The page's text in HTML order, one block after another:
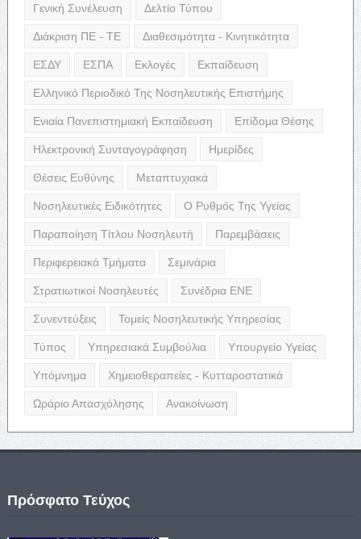
Γενική Συνέλευση Δελτίο Τύπου
Διάκριση ΠΕ - ΤΕ Διαθεσιμότητα - Κινητικότητα
ΕΣΔΥ ΕΣΠΑ Εκλογές Εκπαίδευση
Ελληνικό Περιοδικό Της Νοσηλευτικής Επιστήμης
Ενιαία Πανεπιστημιακή Εκπαίδευση Επίδομα Θέσης
Ηλεκτρονική Συνταγογράφηση Ημερίδες
Θέσεις Ευθύνης Μεταπτυχιακά
Νοσηλευτικές Ειδικότητες Ο Ρυθμός Της Υγείας
Παραποίηση Τίτλου Νοσηλευτή Παρεμβάσεις
Περιφερειακά Τμήματα Σεμινάρια
Στρατιωτικοί Νοσηλευτές Συνέδρια ΕΝΕ
Συνεντεύξεις Τομείς Νοσηλευτικής Υπηρεσίας
Τύπος Υπηρεσιακά Συμβούλια Υπουργείο Υγείας
Υπόμνημα Χημειοθεραπείες - Κυτταροστατικά
Ωράριο Απασχόλησης Ανακοίνωση
Πρόσφατο Τεύχος